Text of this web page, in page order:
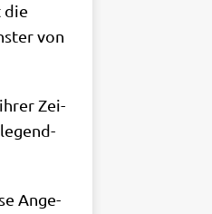
die
von
Zei­
Ange­